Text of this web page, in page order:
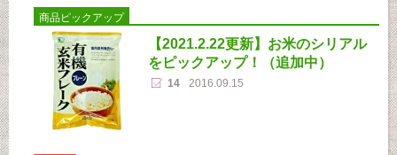
商品ピックアップ
【2021.2.22更新】お米のシリアル
をピックアップ！（追加中）
14 2016.09.15